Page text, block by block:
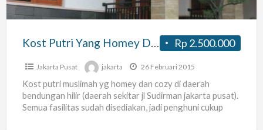
Di
Rp 2.500.000
Kost Putri Yang Homey Dan Cozy Di Benhil
Jakarta Pusat jakarta 26 Februari 2015
Kost putri muslimah yg homey dan cozy di daerah
bendungan hilir (daerah sekitar jl Sudirman jakarta pusat).
Semua fasilitas sudah disediakan, jadi penghuni cukup